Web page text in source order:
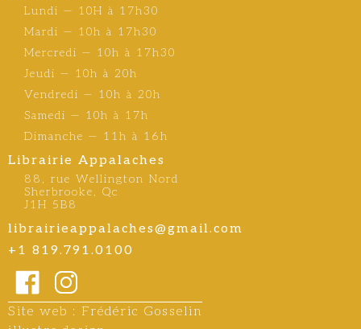
Lundi — 10H à 17h30
Mardi — 10h à 17h30
Mercredi — 10h à 17h30
Jeudi — 10h à 20h
Vendredi — 10h à 20h
Samedi — 10h à 17h
Dimanche — 11h à 16h
Librairie Appalaches
88, rue Wellington Nord
Sherbrooke, Qc
J1H 5B8
librairieappalaches@gmail.com
+1 819.791.0100
Site web : Frédéric Gosselin